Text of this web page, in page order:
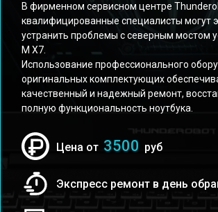
В фирменном сервисном центре
квалифицированные специалисты могут
устранить проблемы с северным мостом
M X7.
Использование профессионального
оригинальных комплектующих
качественный и надежный ремонт,
полную функциональность ноутбука.
Цена от 3500 руб
Экспресс ремонт в день